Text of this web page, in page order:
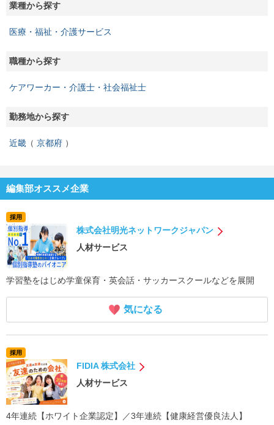
業種から探す
医療・福祉・介護サービス
職種から探す
ケアワーカー・介護士・社会福祉士
勤務地から探す
近畿 京都府
編集部オススメ企業
採用
株式会社明光ネットワークジャパン
人材サービス
学習塾をはじめ学童保育・英会話・サッカースクールなどを展開
気になる
採用
FIDIA 株式会社
人材サービス
4年連続【ホワイト企業認定】／3年連続【健康経営優良法人】